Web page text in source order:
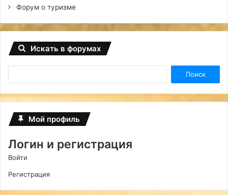
Форум о туризме
Искать в форумах
Мой профиль
Логин и регистрация
Войти
Регистрация